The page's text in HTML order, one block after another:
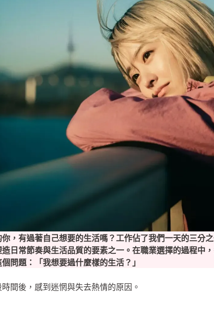
，有過著自己想要的生活嗎？ 工作佔了我們一天的三分
日常節奏與生活品質的要素之一。在職業選擇的過程中
問題：「我想要過什麼樣的生活？」
間後，感到迷惘與失去熱情的原因。